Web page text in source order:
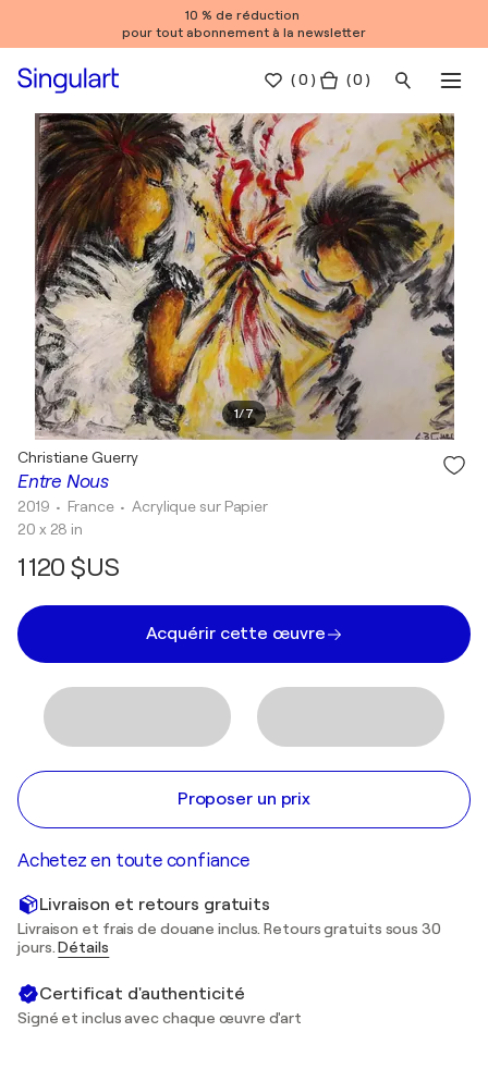
10 % de réduction
pour tout abonnement à la newsletter
(0 ) ( 0 )
1/7
Entre Nous
Christiane Guerry
2019 • France •Acrylique sur Papier
20 x 28 in
1 120 $US
Acquérir cette œuvre
Proposer un prix
Achetez en toute confiance
Livraison et retours gratuits
Livraison et frais de douane inclus. Retours gratuits sous 30
jours.Détails
Certificat d'authenticité
Signé et inclus avec chaque œuvre d'art